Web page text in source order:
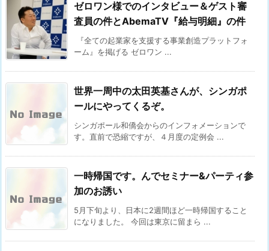
ゼロワン様でのインタビュー＆ゲスト審
査員の件とAbemaTV『給与明細』の件
『全ての起業家を支援する事業創造プラットフォ
ーム』を掲げる ゼロワン ...
世界一周中の太田英基さんが、シンガポ
ールにやってくるぞ。
シンガポール和僑会からのインフォメーションで
す。直前で恐縮ですが、４月度の定例会 ...
一時帰国です。んでセミナー&パーティ参
加のお誘い
5月下旬より、日本に2週間ほど一時帰国すること
になりました。 今回は東京に留まら ...